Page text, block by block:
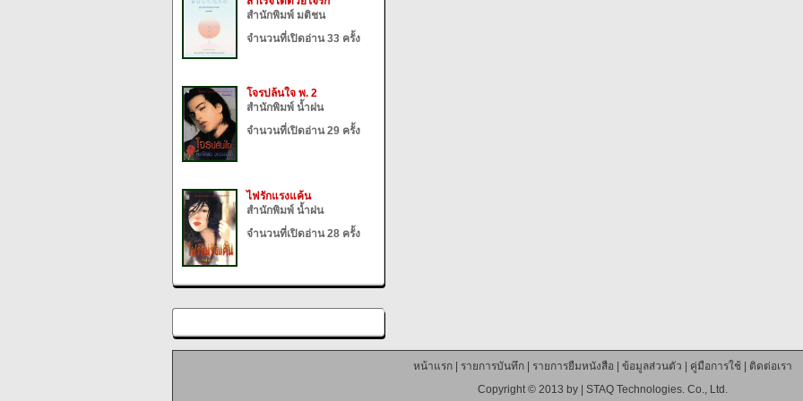
สำนักพิมพ์ มติชน
จำนวนที่เปิดอ่าน 33 ครั้ง
โจรปล้นใจ พ. 2
สำนักพิมพ์ น้ำฝน
จำนวนที่เปิดอ่าน 29 ครั้ง
ไฟรักแรงแค้น
สำนักพิมพ์ น้ำฝน
จำนวนที่เปิดอ่าน 28 ครั้ง
หน้าแรก| รายการบันทึก| รายการยืมหนังสือ ข้อมูลส่วนตัว คู่มือการใช้|
ติดต่อเรา
Copyright © 2013 by | STAQ Technologies. Co., Ltd.